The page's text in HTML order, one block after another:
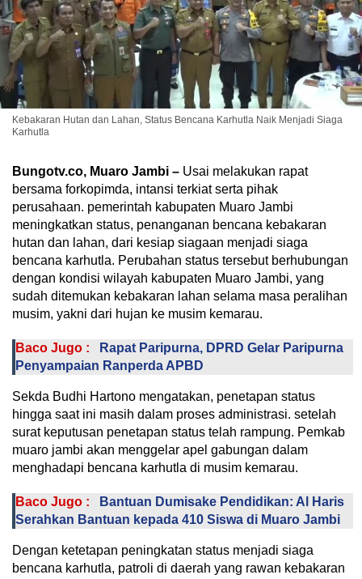
Kebakaran Hutan dan Lahan, Status Bencana Karhutla Naik Menjadi Siaga
Karhutla
Bungotv.co, Muaro Jambi – Usai melakukan rapat
bersama forkopimda, intansi terkiat serta pihak
perusahaan. pemerintah kabupaten Muaro Jambi
meningkatkan status, penanganan bencana kebakaran
hutan dan lahan, dari kesiap siagaan menjadi siaga
bencana karhutla. Perubahan status tersebut berhubungan
dengan kondisi wilayah kabupaten Muaro Jambi, yang
sudah ditemukan kebakaran lahan selama masa peralihan
musim, yakni dari hujan ke musim kemarau.
Baco Jugo :
Rapat Paripurna, DPRD Gelar Paripurna
Penyampaian Ranperda APBD
Sekda Budhi Hartono mengatakan, penetapan status
hingga saat ini masih dalam proses administrasi. setelah
surat keputusan penetapan status telah rampung. Pemkab
muaro jambi akan menggelar apel gabungan dalam
menghadapi bencana karhutla di musim kemarau.
Baco Jugo :
Bantuan Dumisake Pendidikan: Al Haris
Serahkan Bantuan kepada 410 Siswa di Muaro Jambi
Dengan ketetapan peningkatan status menjadi siaga
bencana karhutla, patroli di daerah yang rawan kebakaran